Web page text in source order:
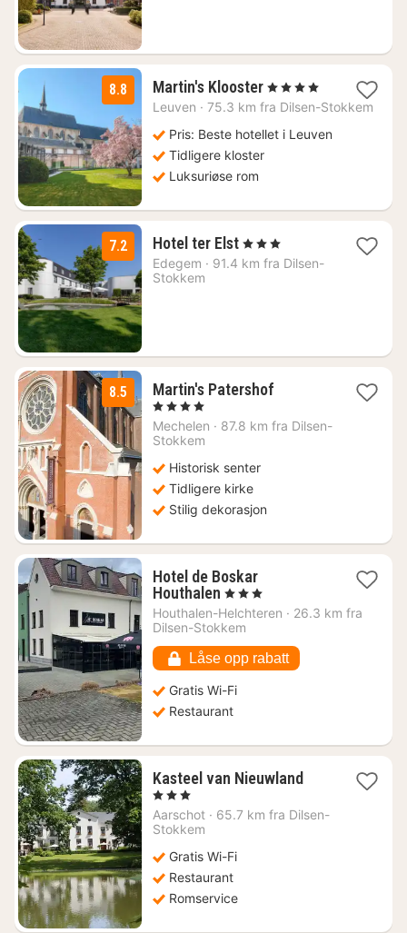
8.8 Martin's Klooster1
natt
1753
, 4 Stjerner
Leuven · 75.3 km fra Dilsen-Stokkem
Pris: Beste hotellet i Leuven
Tidligere kloster
Luksuriøse rom
7.2 Hotel ter Elst1
natt
, 3 Stjerner
Edegem · 91.4 km fra Dilsen-
Stokkem
8.5 Martin's Patershof1
fra
, 4 Stjerner
Mechelen · 87.8 km fra Dilsen-
Stokkem
Historisk senter
Tidligere kirke
Stilig dekorasjon
Hotel de Boskar
Houthalen 1
natt
fra
kr.
, 3 Stjerner
Houthalen-Helchteren · 26.3 km fra
Dilsen-Stokkem
Låse opp rabatt
Gratis Wi-Fi
Restaurant
Kasteel van Nieuwland1
fra
, 3 Stjerner
Aarschot · 65.7 km fra Dilsen-
Stokkem
Gratis Wi-Fi
Restaurant
Romservice